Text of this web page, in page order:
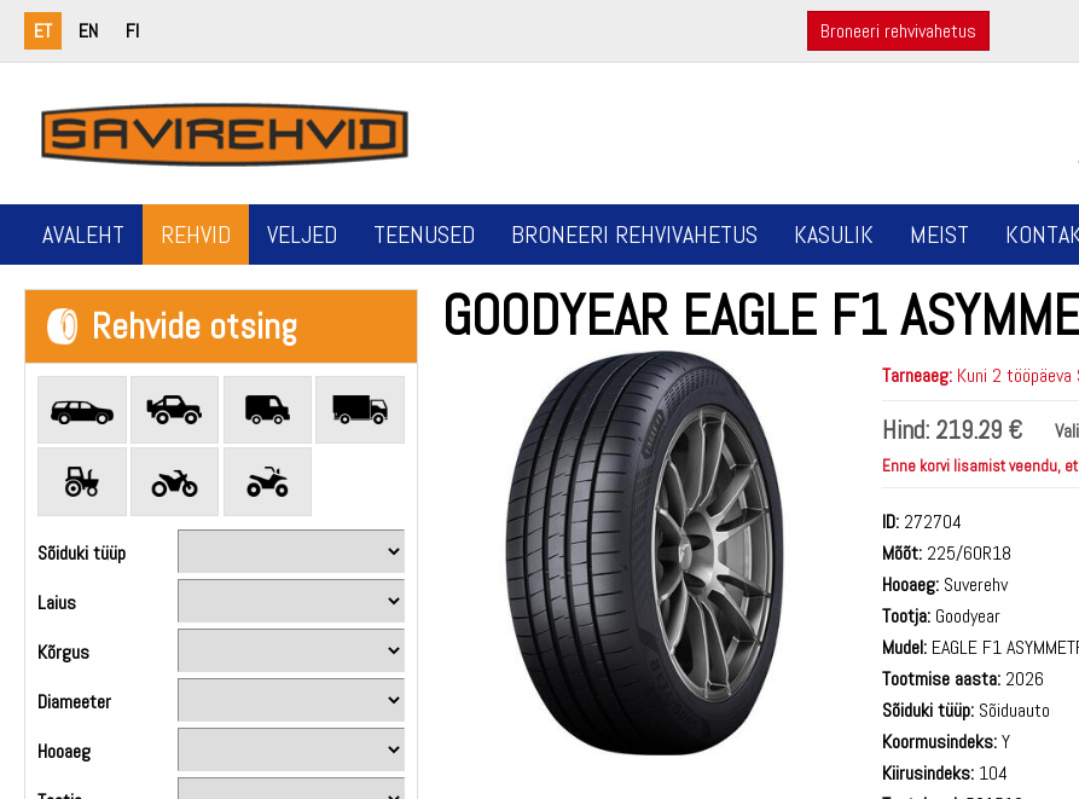
ET EN FI Broneeri rehvivahetus
AVALEHT REHVID VELJED TEENUSED BRONEERI REHVIVAHETUS KASULIK MEIST
Rehvide otsing
Sõiduki tüüp
Laius
Kõrgus
Diameeter
Hooaeg
GOODYEAR EAGLE F1
Tarneaeg: Kuni 2 tööpäeva
Hind: 219.29 €
Enne korvi lisamist veendu,
ID: 272704
Mõõt: 225/60R18
Hooaeg: Suverehv
Tootja: Goodyear
Mudel: EAGLE F1
Tootmise aasta: 2026
Sõiduki tüüp: Sõiduauto
Koormusindeks:Y
Kiirusindeks: 104